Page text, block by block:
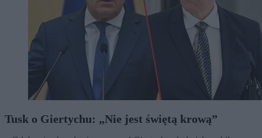
Tusk o Giertychu: „Nie jest świętą krową”